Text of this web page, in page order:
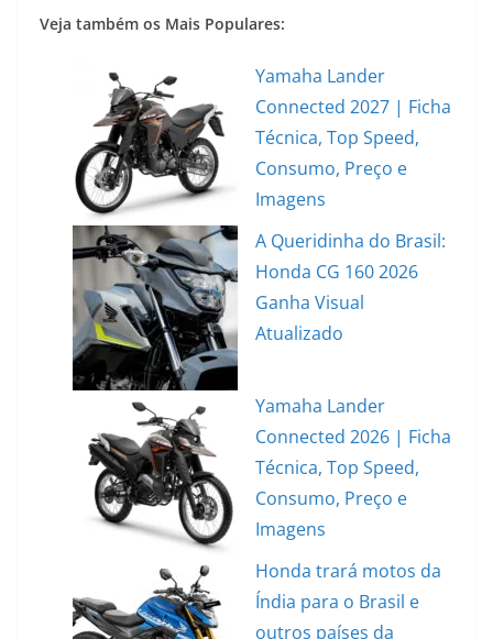
Veja também os Mais Populares:
Yamaha Lander
Connected 2027 | Ficha
Técnica, Top Speed,
Consumo, Preço e
Imagens
A Queridinha do Brasil:
Honda CG 160 2026
Ganha Visual
Atualizado
Yamaha Lander
Connected 2026 | Ficha
Técnica, Top Speed,
Consumo, Preço e
Imagens
Honda trará motos da
Índia para o Brasil e
outros países da